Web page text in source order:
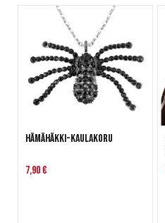
Hämähäkki-kaulakoru
7,90 €